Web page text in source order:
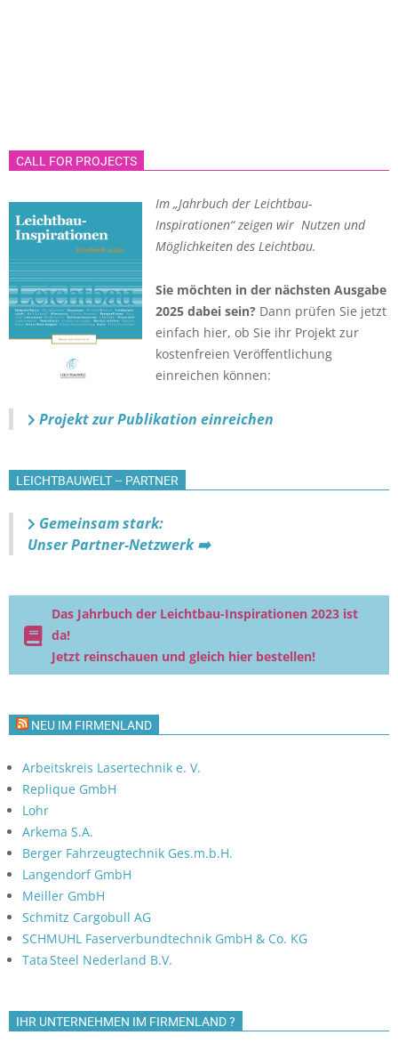
CALL FOR PROJECTS
Im „Jahrbuch der Leichtbau-
Inspirationen“ zeigen wir Nutzen und
Möglichkeiten des Leichtbau.
Sie möchten in der nächsten Ausgabe
2025 dabei sein? Dann prüfen Sie jetzt
einfach hier, ob Sie ihr Projekt zur
kostenfreien Veröffentlichung
einreichen können:
Projekt zur Publikation einreichen
LEICHTBAUWELT – PARTNER
Gemeinsam stark:
Unser Partner-Netzwerk ➡️
Das Jahrbuch der Leichtbau-Inspirationen 2023 ist
da!
Jetzt reinschauen und gleich hier bestellen!
NEU IM FIRMENLAND
Arbeitskreis Lasertechnik e. V.
Replique GmbH
Lohr
Arkema S.A.
Berger Fahrzeugtechnik Ges.m.b.H.
Langendorf GmbH
Meiller GmbH
Schmitz Cargobull AG
SCHMUHL Faserverbundtechnik GmbH & Co. KG
Tata Steel Nederland B.V.
IHR UNTERNEHMEN IM FIRMENLAND ?